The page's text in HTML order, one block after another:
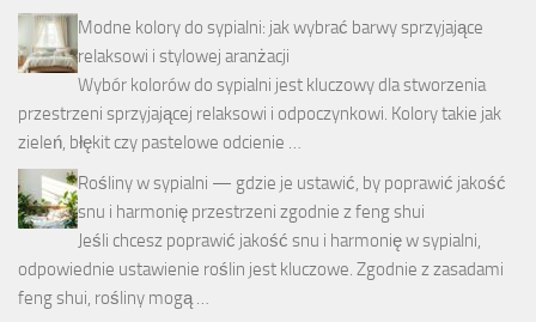
Modne kolory do sypialni: jak wybrać barwy sprzyjające
relaksowi i stylowej aranżacji
Wybór kolorów do sypialni jest kluczowy dla stworzenia
przestrzeni sprzyjającej relaksowi i odpoczynkowi. Kolory takie jak
zieleń, błękit czy pastelowe odcienie …
Rośliny w sypialni — gdzie je ustawić, by poprawić jakość
snu i harmonię przestrzeni zgodnie z feng shui
Jeśli chcesz poprawić jakość snu i harmonię w sypialni,
odpowiednie ustawienie roślin jest kluczowe. Zgodnie z zasadami
feng shui, rośliny mogą …